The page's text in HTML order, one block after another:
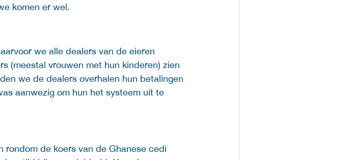
komen er wel.
we alle dealers van de eieren
(meestal vrouwen met hun kinderen) zien
we de dealers overhalen hun betalingen
aanwezig om hun het systeem uit te
rondom de koers van de Ghanese cedi